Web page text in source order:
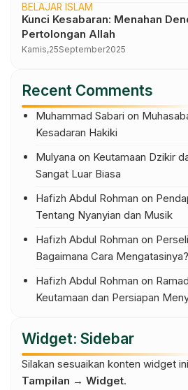
BELAJAR ISLAM
Kunci Kesabaran: Menahan
Pertolongan Allah
Kamis,25September2025
Recent Comments
Muhammad Sabari on
Kesadaran Hakiki
Mulyana on Keutamaan Dzikir
Sangat Luar Biasa
Hafizh Abdul Rohman on
Tentang Nyanyian dan Musik
Hafizh Abdul Rohman on
Bagaimana Cara Mengatasinya?
Hafizh Abdul Rohman on
Keutamaan dan Persiapan
Widget: Sidebar
Silakan sesuaikan konten widget
Tampilan → Widget.